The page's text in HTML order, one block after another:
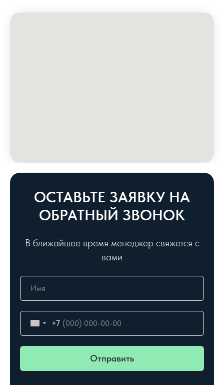
ОСТАВЬТЕ ЗАЯВКУ НА
ОБРАТНЫЙ ЗВОНОК
В ближайшее время менеджер свяжется с
вами
+7
Отправить